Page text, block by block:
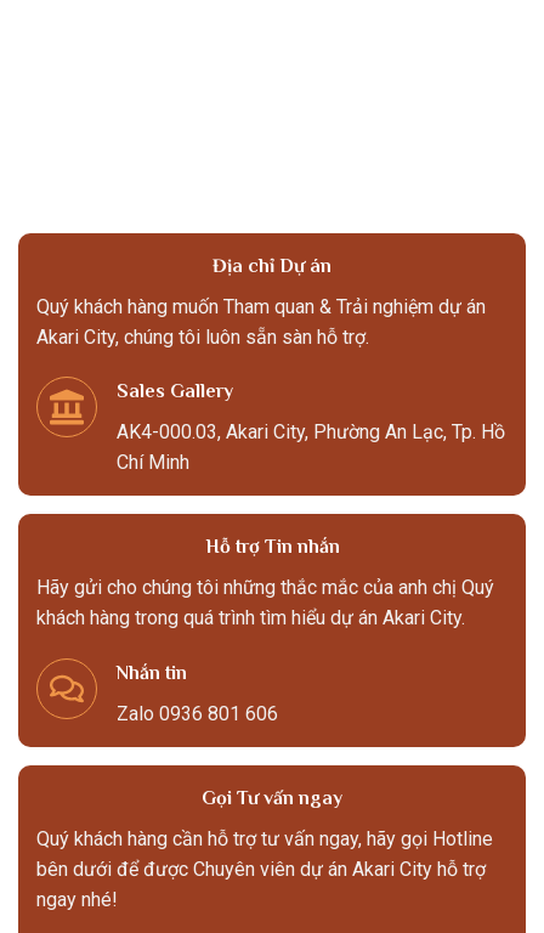
Địa chỉ Dự án
Quý khách hàng muốn Tham quan & Trải nghiệm dự án
Akari City, chúng tôi luôn sẵn sàn hỗ trợ.
Sales Gallery
AK4-000.03, Akari City, Phường An Lạc, Tp. Hồ
Chí Minh
Hỗ trợ Tin nhắn
Hãy gửi cho chúng tôi những thắc mắc của anh chị Quý
khách hàng trong quá trình tìm hiểu dự án Akari City.
Nhắn tin
Zalo 0936 801 606
Gọi Tư vấn ngay
Quý khách hàng cần hỗ trợ tư vấn ngay, hãy gọi Hotline
bên dưới để được Chuyên viên dự án Akari City hỗ trợ
ngay nhé!